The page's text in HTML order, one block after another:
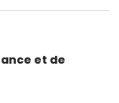
et de